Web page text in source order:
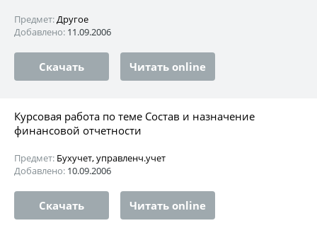
Предмет:Другое
Добавлено: 11.09.2006
Скачать Читать online
Курсовая работа по теме Состав и назначение
финансовой отчетности
Предмет: Бухучет, управленч.учет
Добавлено: 10.09.2006
Скачать Читать online